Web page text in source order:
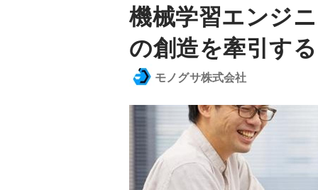
機械学習エンジ
の創造を牽引する
モノグサ株式会社